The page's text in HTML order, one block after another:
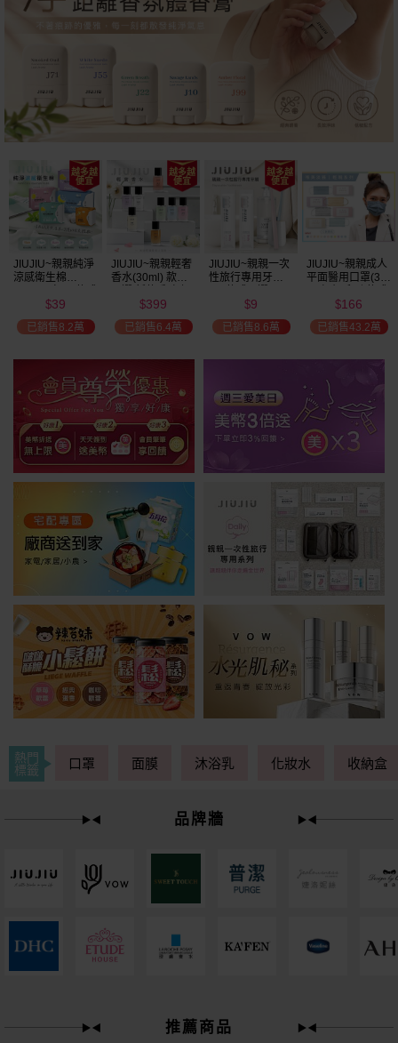
加碼送
狂殺61
JIUJIU~親親純淨
涼感衛生棉
$39
已銷售8.2萬
JIUJIU~親親輕奢
香水(30ml) 款式
市/平替香水/大牌
香水/大牌平替
$399
已銷售6.4萬
JIUJIU~親親一次
性旅行專用牙刷(1
$9
已銷售8.6萬
JIUJIU~親親成人
平面醫用口罩(30
可選 MD雙鋼印
$166
已銷售43.2萬
熱門
標籤
口罩 面膜 沐浴乳 化妝水 收納盒
品牌牆
推薦商品